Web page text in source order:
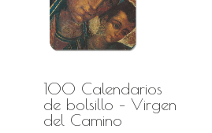
100 Calendarios
de bolsillo – Virgen
del Camino